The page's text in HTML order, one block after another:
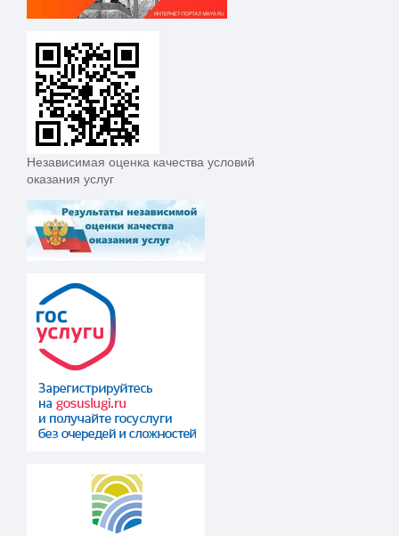
Независимая оценка качества условий
оказания услуг